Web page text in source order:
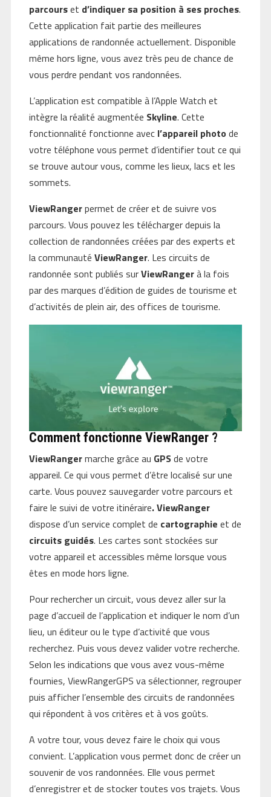
parcourset d’indiquer sa position à ses proches.
Cette application fait partie des meilleures
applications de randonnée actuellement. Disponible
même hors ligne, vous avez très peu de chance de
vous perdre pendant vos randonnées.
L’application est compatible à l’Apple Watch et
intègre la réalité augmentée Skyline. Cette
fonctionnalité fonctionne avec l’appareil photo de
votre téléphone vous permet d’identifier tout ce qui
se trouve autour vous, comme les lieux, lacs et les
sommets.
ViewRangerpermet de créer et de suivre vos
parcours. Vous pouvez les télécharger depuis la
collection de randonnées créées par des experts et
la communauté ViewRanger. Les circuits de
randonnée sont publiés surViewRangerà la fois
par des marques d’édition de guides de tourisme et
d’activités de plein air, des offices de tourisme.
Comment fonctionne ViewRanger ?
ViewRangermarche grâce au GPSde votre
appareil. Ce qui vous permet d’être localisé sur une
carte. Vous pouvez sauvegarder votre parcours et
faire le suivi de votre itinéraire.ViewRanger
dispose d’un service complet de cartographie et de
circuits guidés. Les cartes sont stockées sur
votre appareil et accessibles même lorsque vous
êtes en mode hors ligne.
Pour rechercher un circuit, vous devez aller sur la
page d’accueil de l’application et indiquer le nom d’un
lieu, un éditeur ou le type d’activité que vous
recherchez. Puis vous devez valider votre recherche.
Selon les indications que vous avez vous-même
fournies, ViewRangerGPS va sélectionner, regrouper
puis afficher l’ensemble des circuits de randonnées
qui répondent à vos critères et à vos goûts.
A votre tour, vous devez faire le choix qui vous
convient. L’application vous permet donc de créer un
souvenir de vos randonnées. Elle vous permet
d’enregistrer et de stocker toutes vos trajets. Vous